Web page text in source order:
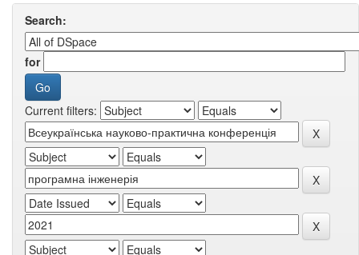
Search:
for
Current filters: